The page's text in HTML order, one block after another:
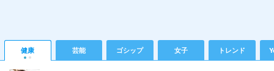
健康 芸能 ゴシップ 女子 トレンド